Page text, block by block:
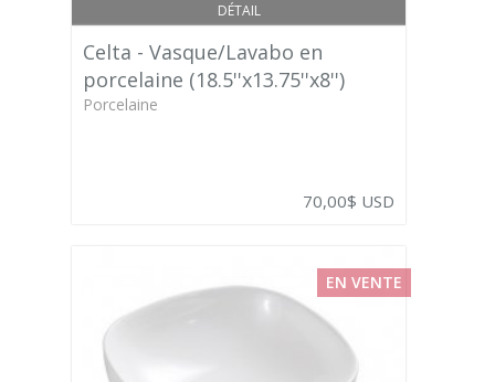
DÉTAIL
Celta - Vasque/Lavabo en
porcelaine (18.5''x13.75''x8'')
Porcelaine
70,00$ USD
EN VENTE